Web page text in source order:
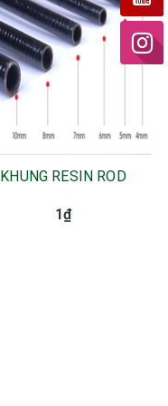
KHUNG RESIN ROD
1₫